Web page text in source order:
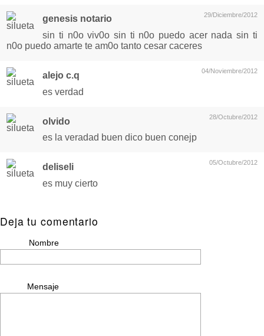
29/Diciembre/2012
genesis notario
sin ti n0o viv0o sin ti n0o puedo acer nada sin ti
n0o puedo amarte te am0o tanto cesar caceres
04/Noviembre/2012
alejo c.q
es verdad
28/Octubre/2012
olvido
es la veradad buen dico buen conejp
05/Octubre/2012
deliseli
es muy cierto
Deja tu comentario
Nombre
Mensaje